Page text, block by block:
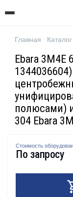
Главная Каталог
Ebara 3M4E
полюсами)
304 Ebara
Стоимость
По запросу